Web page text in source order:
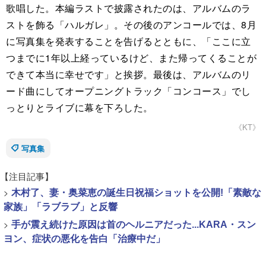
歌唱した。本編ラストで披露されたのは、アルバムのラ
ストを飾る「ハルガレ」。その後のアンコールでは、8月
に写真集を発表することを告げるとともに、「ここに立
つまでに1年以上経っているけど、また帰ってくることが
できて本当に幸せです」と挨拶。最後は、アルバムのリ
ード曲にしてオープニングトラック「コンコース」でし
っとりとライブに幕を下ろした。
《KT》
写真集
【注目記事】
> 木村了、妻・奥菜恵の誕生日祝福ショットを公開!「素敵な
家族」「ラブラブ」と反響
> 手が震え続けた原因は首のヘルニアだった...KARA・スン
ヨン、症状の悪化を告白「治療中だ」